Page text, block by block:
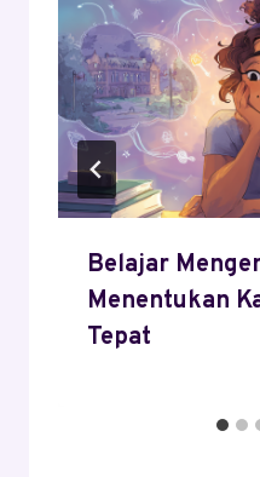
Belajar
Menentukan
Tepat